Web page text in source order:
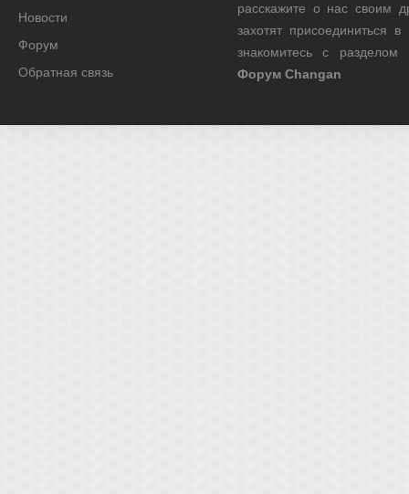
Новости
Форум
Обратная связь
расскажите о нас своим
захотят присоединиться
знакомитесь с
Форум Changan